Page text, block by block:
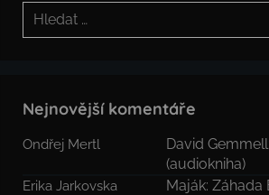
Hledat:
Nejnovější komentáře
Ondřej Mertl
David
(audiokniha)
Erika Jarkovska
Maják: Záhada